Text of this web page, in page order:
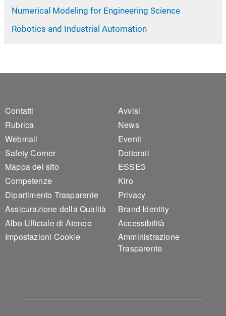
Numerical Modeling for Engineering Science
Robotics and Industrial Automation
Footer 1
Contatti
Rubrica
Webmail
Safety Corner
Mappa del sito
Competenze
Dipartimento Trasparente
Assicurazione della Qualità
Albo Ufficiale di Ateneo
Impostazioni Cookie
Footer 2
Avvisi
News
Eventi
Dottorati
ESSE3
Kiro
Privacy
Brand Identity
Accessibilità
Amministrazione
Trasparente